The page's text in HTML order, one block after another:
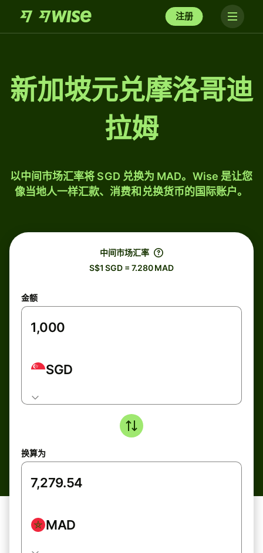
注册
新加坡元兑摩洛哥迪
拉姆
以中间市场汇率将 SGD 兑换为 MAD。Wise 是让您
像当地人一样汇款、消费和兑换货币的国际账户。
中间市场汇率
S$1 SGD = 7.280 MAD
金额
SGD
换算为
MAD